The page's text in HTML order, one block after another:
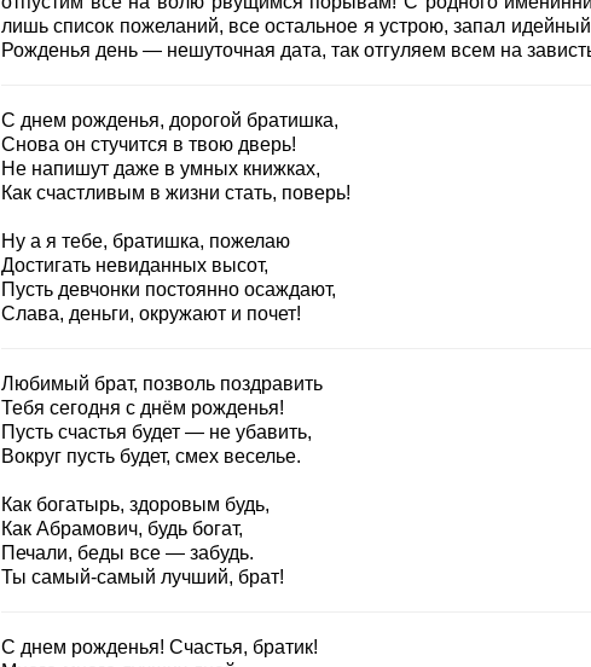
лишь список пожеланий, все остальное я устрою, запал идейный
Рожденья день — нешуточная дата, так отгуляем всем на
С днем рожденья, дорогой братишка,
Снова он стучится в твою дверь!
Не напишут даже в умных книжках,
Как счастливым в жизни стать, поверь!
Ну а я тебе, братишка, пожелаю
Достигать невиданных высот,
Пусть девчонки постоянно осаждают,
Слава, деньги, окружают и почет!
Любимый брат, позволь поздравить
Тебя сегодня с днём рожденья!
Пусть счастья будет — не убавить,
Вокруг пусть будет, смех веселье.
Как богатырь, здоровым будь,
Как Абрамович, будь богат,
Печали, беды все — забудь.
Ты самый-самый лучший, брат!
С днем рожденья! Счастья, братик!